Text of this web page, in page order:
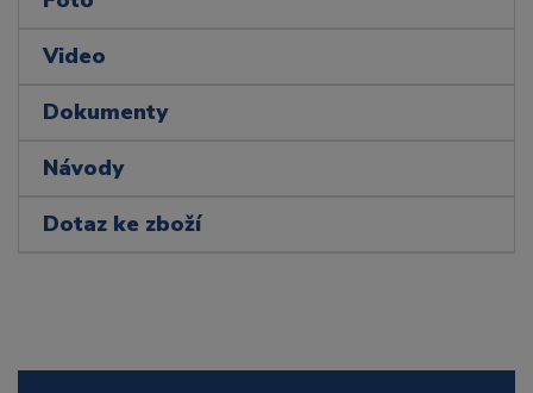
Video
Dokumenty
Návody
Dotaz ke zboží